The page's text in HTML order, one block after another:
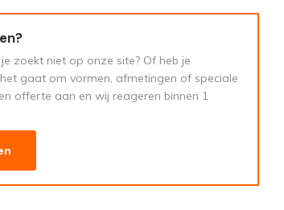
zoekt niet op onze site? Of heb je
gaat om vormen, afmetingen of speciale
offerte aan en wij reageren binnen 1